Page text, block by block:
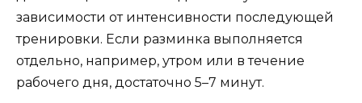
зависимости от интенсивности последующей
тренировки. Если разминка выполняется
отдельно, например, утром или в течение
рабочего дня, достаточно 5–7 минут.